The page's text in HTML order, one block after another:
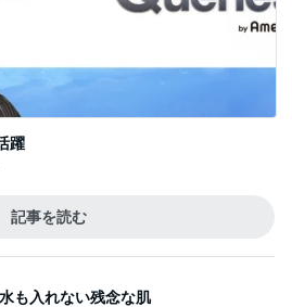
躍
記事を読む
も入れない残念な肌